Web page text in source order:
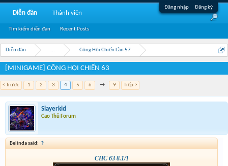
Đăng nhập Đăng ký
Diễn đàn ... Công Hội Chiến Lần 57
[MINIGAME] CÔNG HỘI CHIẾN 63
< Trước 1 2 3 4 5 6 → 9 Tiếp >
Slayerkid
Cao Thủ Forum
Belinda said: ↑
CHC 63 8.1/1
Diễn đàn
Tìm kiếm diễn đàn Recent Posts
Thành viên